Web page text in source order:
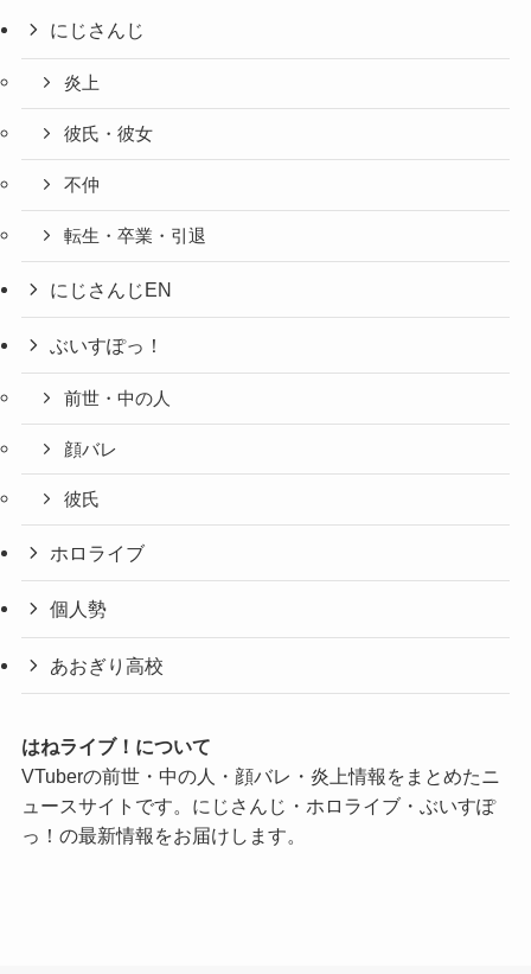
にじさんじ
炎上
彼氏・彼女
不仲
転生・卒業・引退
にじさんじEN
ぶいすぽっ！
前世・中の人
顔バレ
彼氏
ホロライブ
個人勢
あおぎり高校
はねライブ！について
VTuberの前世・中の人・顔バレ・炎上情報をまとめたニ
ュースサイトです。にじさんじ・ホロライブ・ぶいすぽ
っ！の最新情報をお届けします。